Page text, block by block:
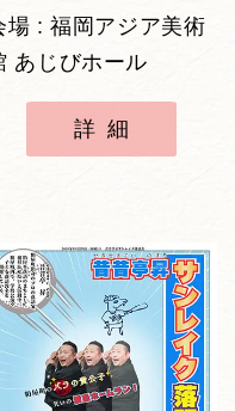
場 : 福岡アジア美術
あじびホール
詳細